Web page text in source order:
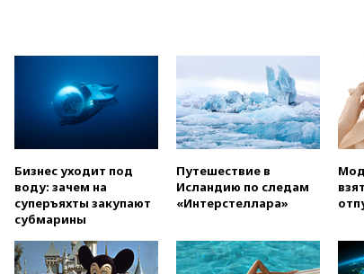
атак
вчера, 21:35
складе в
уголовное
вчера, 21:26
РФ по
Хорватии
НЛО
Бизнес уходит под
воду: зачем на
суперъяхты закупают
субмарины
Путешествие в
Исландию по следам
«Интерстеллара»